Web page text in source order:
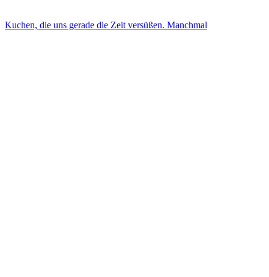
Kuchen, die uns gerade die Zeit versüßen. Manchmal